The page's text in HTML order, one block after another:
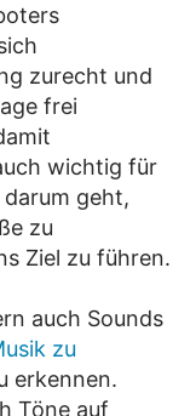
zurecht und
frei
wichtig für
geht,
zu
Ziel zu führen.
auch Sounds
zu
erkennen.
Töne auf